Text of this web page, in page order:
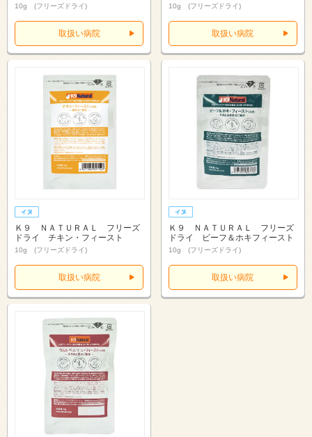
10g (フリーズドライ)
取扱い病院
10g (フリーズドライ)
取扱い病院
Ｋ９ ＮＡＴＵＲＡＬ フリーズ
ドライ チキン・フィースト
10g (フリーズドライ)
取扱い病院
Ｋ９ ＮＡＴＵＲＡＬ フリーズ
ドライ ビーフ＆ホキフィースト
10g (フリーズドライ)
取扱い病院